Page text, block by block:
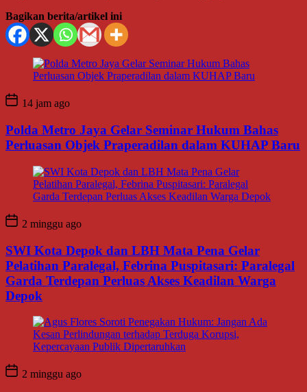
Bagikan berita/artikel ini
14 jam ago
Polda Metro Jaya Gelar Seminar Hukum Bahas
Perluasan Objek Praperadilan dalam KUHAP Baru
2 minggu ago
SWI Kota Depok dan LBH Mata Pena Gelar
Pelatihan Paralegal, Febrina Puspitasari: Paralegal
Garda Terdepan Perluas Akses Keadilan Warga
Depok
2 minggu ago